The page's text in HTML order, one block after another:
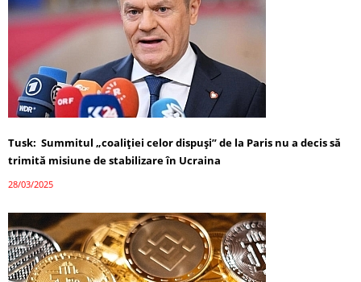
Tusk: Summitul „coaliției celor dispuși” de la Paris nu a decis să
trimită misiune de stabilizare în Ucraina
28/03/2025